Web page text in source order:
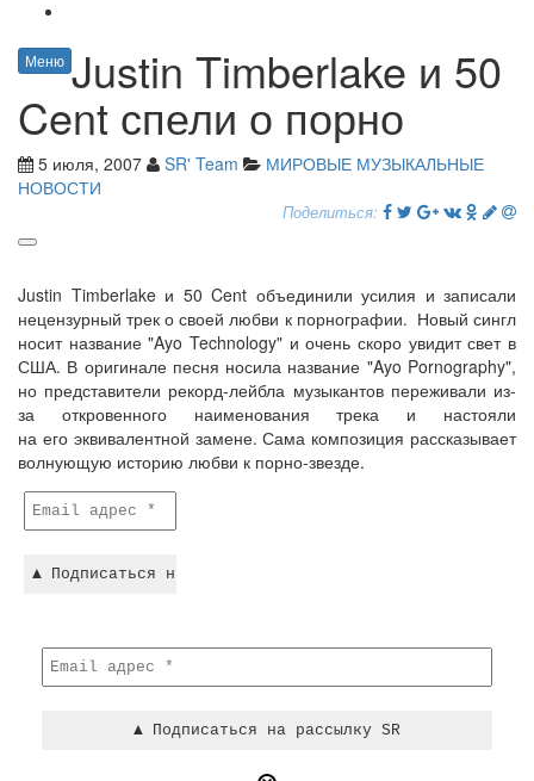
Меню Justin Timberlake и 50
Cent спели о порно
5 июля, 2007 SR' Team
МИРОВЫЕ МУЗЫКАЛЬНЫЕ
НОВОСТИ
Поделиться:
Justin Timberlake и 50 Cent объединили усилия и записали
нецензурный трек о своей любви к порнографии. Новый сингл
носит название "Ayo Technology" и очень скоро увидит свет в
США. В оригинале песня носила название "Ayo Pornography",
но представители рекорд-лейбла музыкантов переживали из-
за откровенного наименования трека и настояли
на его эквивалентной замене. Сама композиция рассказывает
волнующую историю любви к порно-звезде.